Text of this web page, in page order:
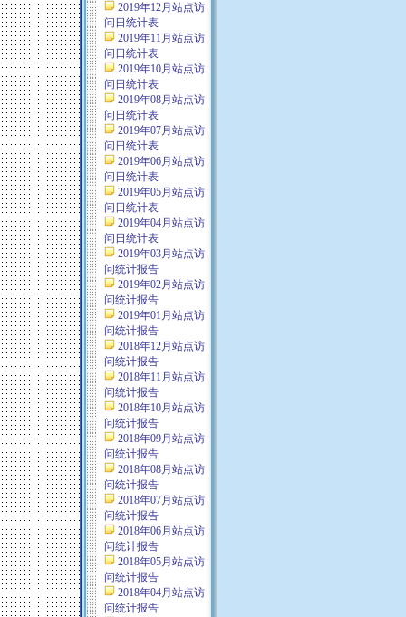
2019年12月站点访
问日统计表
2019年11月站点访
问日统计表
2019年10月站点访
问日统计表
2019年08月站点访
问日统计表
2019年07月站点访
问日统计表
2019年06月站点访
问日统计表
2019年05月站点访
问日统计表
2019年04月站点访
问日统计表
2019年03月站点访
问统计报告
2019年02月站点访
问统计报告
2019年01月站点访
问统计报告
2018年12月站点访
问统计报告
2018年11月站点访
问统计报告
2018年10月站点访
问统计报告
2018年09月站点访
问统计报告
2018年08月站点访
问统计报告
2018年07月站点访
问统计报告
2018年06月站点访
问统计报告
2018年05月站点访
问统计报告
2018年04月站点访
问统计报告